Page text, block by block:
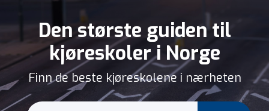
Den største guiden til
kjøreskoler i Norge
Finn de beste kjøreskolene i nærheten